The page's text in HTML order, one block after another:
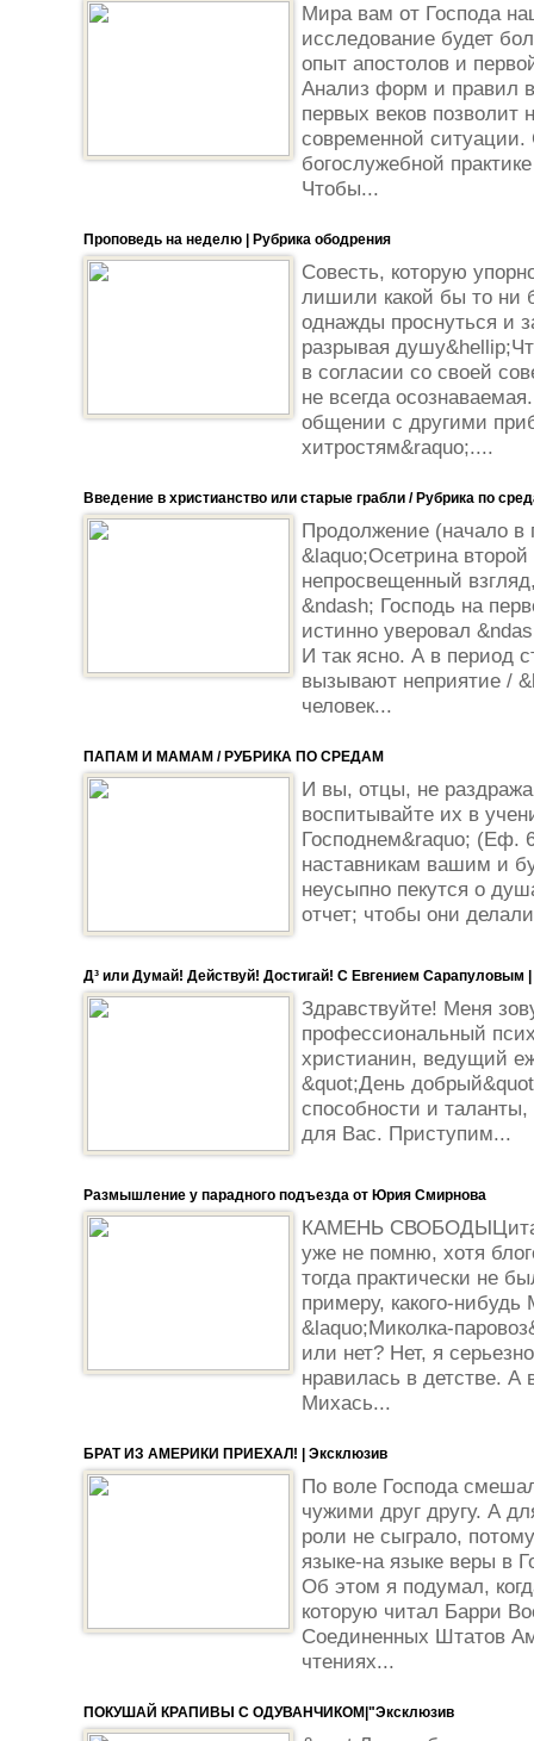
Мира вам от Господа
исследование будет
опыт апостолов и
Анализ форм и правил
первых веков
современной
богослужебной
Чтобы...
Проповедь на неделю | Рубрика ободрения
Совесть, которую
лишили какой бы то ни
однажды проснуться и
разрывая
в согласии со своей
не всегда
общении с другими
хитростям&raquo;....
Введение в христианство или старые грабли / Рубрика по
Продолжение (начало
&laquo;Осетрина
непросвещенный
&ndash; Господь на
истинно уверовал
И так ясно. А в период
вызывают неприятие /
человек...
ПАПАМ И МАМАМ / РУБРИКА ПО СРЕДАМ
И вы, отцы, не
воспитывайте их в
Господнем&raquo; (Еф.
наставникам вашим и
неусыпно пекутся о
отчет; чтобы они
Д³ или Думай! Действуй! Достигай! С Евгением Сарапуловым
Здравствуйте! Меня
профессиональный
христианин, ведущий
&quot;День
способности и
для Вас. Приступим...
Размышление у парадного подъезда от Юрия Смирнова
КАМЕНЬ
уже не помню, хотя
тогда практически не
примеру, какого-
&laquo;Миколка-
или нет? Нет, я
нравилась в детстве.
Михась...
БРАТ ИЗ АМЕРИКИ ПРИЕХАЛ! | Эксклюзив
По воле Господа
чужими друг другу. А
роли не сыграло,
языке-на языке веры в
Об этом я подумал,
которую читал Барри
Соединенных Штатов
чтениях...
ПОКУШАЙ КРАПИВЫ С ОДУВАНЧИКОМ|"Эксклюзив